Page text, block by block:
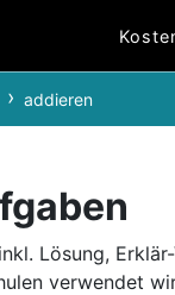
addieren
Lösung,
verwendet